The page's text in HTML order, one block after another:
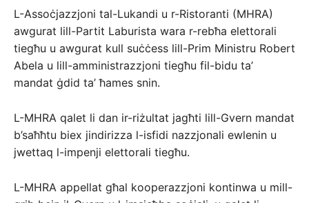
L-Assoċjazzjoni tal-Lukandi u r-Ristoranti (MHRA)
awgurat lill-Partit Laburista wara r-rebħa elettorali
tiegħu u awgurat kull suċċess lill-Prim Ministru Robert
Abela u lill-amministrazzjoni tiegħu fil-bidu ta’
mandat ġdid ta’ ħames snin.
L-MHRA qalet li dan ir-riżultat jagħti lill-Gvern mandat
b’saħħtu biex jindirizza l-isfidi nazzjonali ewlenin u
jwettaq l-impenji elettorali tiegħu.
L-MHRA appellat għal kooperazzjoni kontinwa u mill-